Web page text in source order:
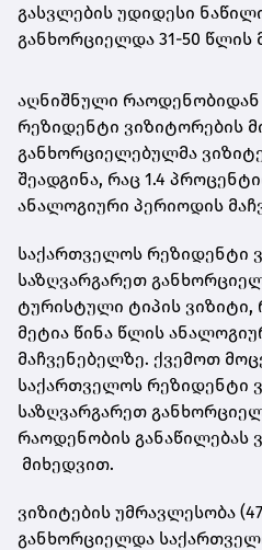
გასვლების უდიდესი
განხორციელდა 31-50 წლის
აღნიშნული
რეზიდენტი ვიზიტორების
განხორციელებულმა
შეადგინა, რაც 1.4
ანალოგიური პერიოდის
საქართველოს რეზიდენტი
საზღვარგარეთ
ტურისტული ტიპის ვიზიტი,
მეტია წინა წლის
მაჩვენებელზე. ქვემოთ
საქართველოს რეზიდენტი
საზღვარგარეთ
რაოდენობის განაწილებას
მიხედვით.
ვიზიტების უმრავლესობა
განხორციელდა